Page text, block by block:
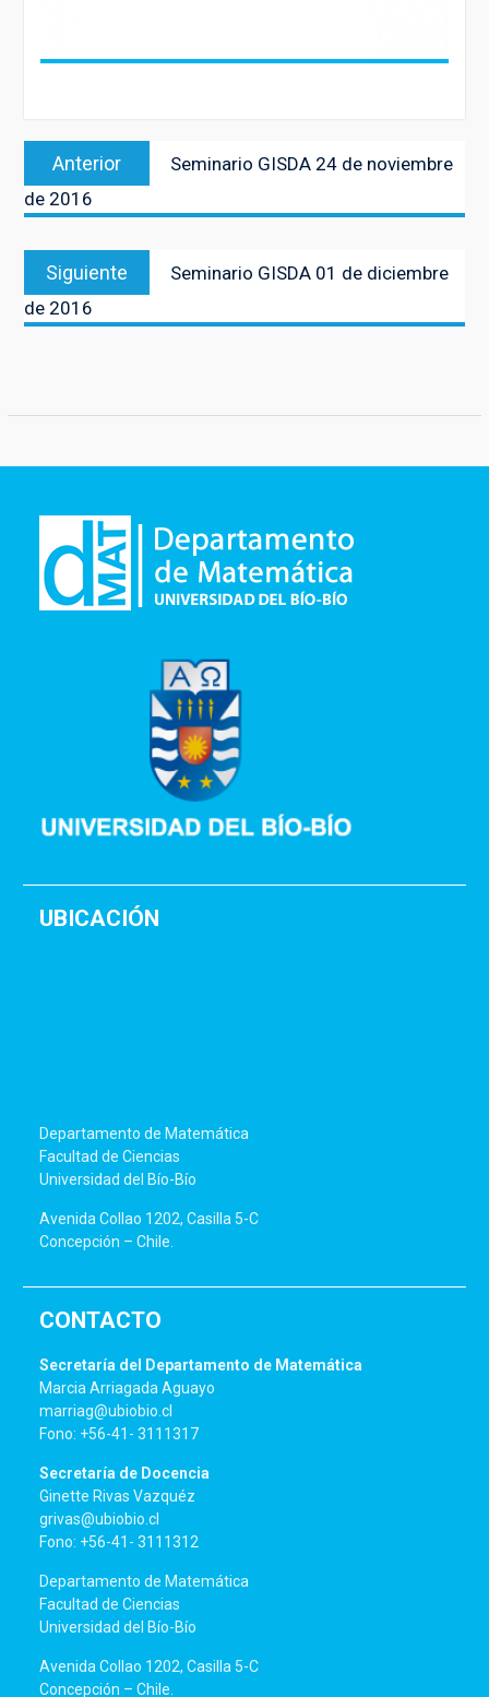
Navegación
entradas
Anterior
anterior:
Seminario GISDA 24 de noviembre
de 2016
Siguiente
siguiente:
Seminario GISDA 01 de diciembre
de 2016
UBICACIÓN
Departamento de Matemática
Facultad de Ciencias
Universidad del Bío-Bío
Avenida Collao 1202, Casilla 5-C
Concepción – Chile.
CONTACTO
Secretaría del Departamento de Matemática
Marcia Arriagada Aguayo
marriag@ubiobio.cl
Fono: +56-41- 3111317
Secretaría de Docencia
Ginette Rivas Vazquéz
grivas@ubiobio.cl
Fono: +56-41- 3111312
Departamento de Matemática
Facultad de Ciencias
Universidad del Bío-Bío
Avenida Collao 1202, Casilla 5-C
Concepción – Chile.